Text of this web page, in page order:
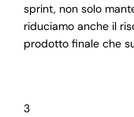
sprint, non solo
riduciamo anche il
prodotto finale che
3